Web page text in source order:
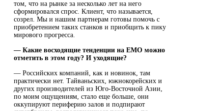
том, что на рынке за несколько лет на него
сформировался спрос. Клиент, что называется,
созрел. Мы и нашим партнерам готовы помочь с
приобретением таких станков и приобщить к пику
мирового прогресса.
― Какие восходящие тенденции на EMO можно
отметить в этом году? И уходящие?
― Российских компаний, как и новинок, там
практически нет. Тайваньских, южнокорейских и
других производителей из Юго-Восточной Азии,
по моим ощущениям, стало еще больше, они
оккупируют периферию залов и подпирают